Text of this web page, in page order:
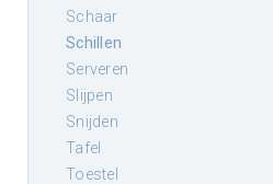
schaar
schillen
serveren
slijpen
snijden
tafel
toestel